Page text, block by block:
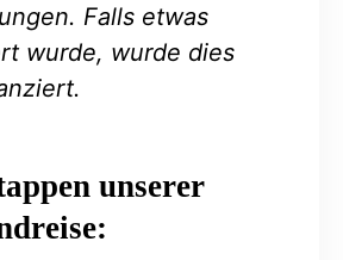
Falls etwas
wurde, wurde dies
unserer